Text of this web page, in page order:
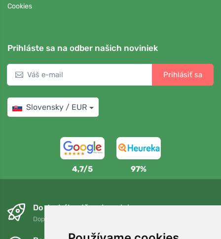
Cookies
Prihláste sa na odber našich noviniek
Prihlásiť sa
Slovensky / EUR
4,7/5 97%
Do druhého dňa a bezplatne
Doprava zadarmo pri objednávkach nad 75 EUR